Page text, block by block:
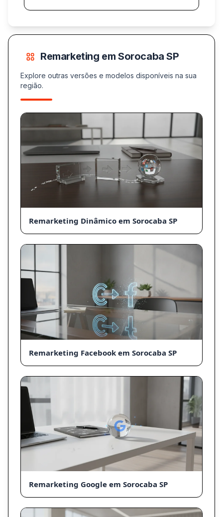
Remarketing em Sorocaba SP
Explore outras versões e modelos disponíveis na sua
região.
Remarketing Dinâmico em Sorocaba SP
Remarketing Facebook em Sorocaba SP
Remarketing Google em Sorocaba SP